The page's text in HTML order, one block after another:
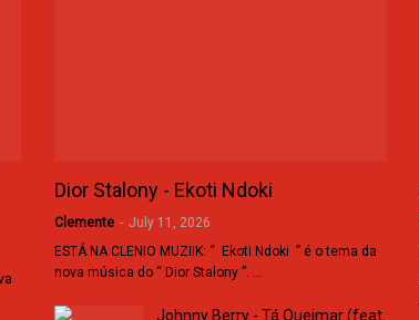
Dior Stalony - Ekoti Ndoki
Clemente - July 11, 2026
ESTÁ NA CLENIO MUZIIK: “ Ekoti Ndoki ” é o tema da
nova música do “ Dior Stalony ”. …
Johnny Berry - Tá Queimar (feat.